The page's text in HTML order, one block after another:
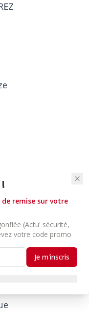
!
de remise sur votre
(Actu' sécurité,
votre code promo
Je m'inscris